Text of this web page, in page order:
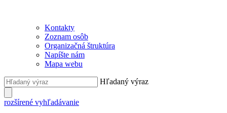
Kontakty
Zoznam osôb
Organizačná štruktúra
Napíšte nám
Mapa webu
Hľadaný výraz
rozšírené vyhľadávanie